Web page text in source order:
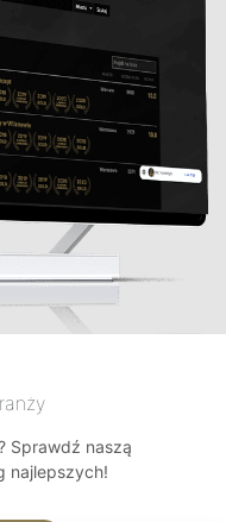
Sprawdź naszą
najlepszych!